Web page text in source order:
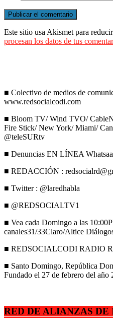
Este sitio usa Akismet para
procesan los datos de tus
■ Colectivo de medios de
www.redsocialcodi.com
■ Bloom TV/ Wind TVO/
Fire Stick/ New York/ Miami/
@teleSURtv
■ Denuncias EN LÍNEA
■ REDACCIÓN :
■ Twitter : @laredhabla
■ @REDSOCIALTV1
■ Vea cada Domingo a las
canales31/33Claro/Altice
■ REDSOCIALCODI RADIO
■ Santo Domingo, República
Fundado el 27 de febrero del año
RED DE ALIANZAS